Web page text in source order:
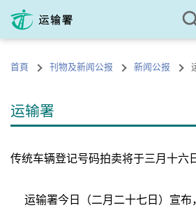
内
的首頁 刊物及新闻公报 新闻公报
运输署
传统车辆登记号码拍卖将于三月十六
运输署今日（二月二十七日）宣布